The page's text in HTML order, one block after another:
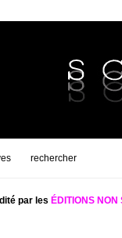
rechercher
par les ÉDITIONS